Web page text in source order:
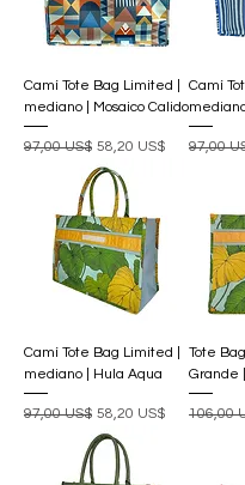
Camí Tote Bag Limited |
mediano | Mosaico Calido
Precio
97,00 US$ Precio de oferta
58,20 US$
Camí
Precio
97,00
Camí Tote Bag Limited |
mediano | Hula Aqua
Precio
97,00 US$ Precio de oferta
58,20 US$
Tote
Grande
Precio
106,00